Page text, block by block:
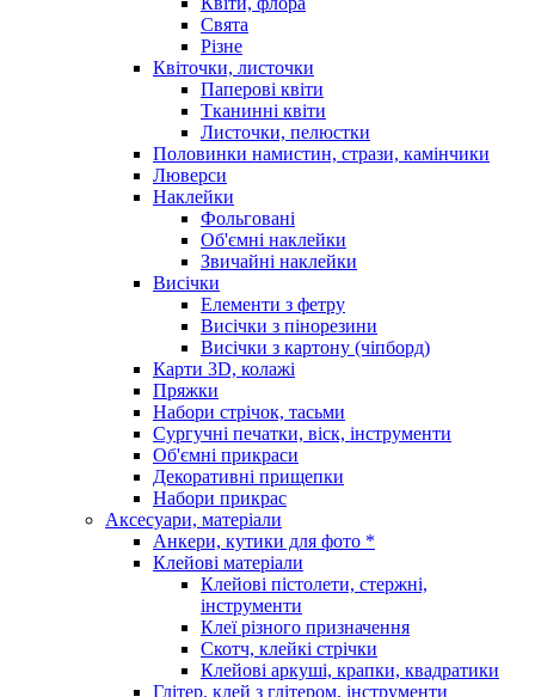
Свята
Різне
Квіточки, листочки
Паперові квіти
Тканинні квіти
Листочки, пелюстки
Половинки намистин, стрази, камінчики
Люверси
Наклейки
Фольговані
Об'ємні наклейки
Звичайні наклейки
Висічки
Елементи з фетру
Висічки з пінорезини
Висічки з картону (чіпборд)
Карти 3D, колажі
Пряжки
Набори стрічок, тасьми
Сургучні печатки, віск, інструменти
Об'ємні прикраси
Декоративні прищепки
Набори прикрас
Аксесуари, матеріали
Анкери, кутики для фото *
Клейові матеріали
Клейові пістолети, стержні,
інструменти
Клеї різного призначення
Скотч, клейкі стрічки
Клейові аркуші, крапки, квадратики
Глітер, клей з глітером, інструменти